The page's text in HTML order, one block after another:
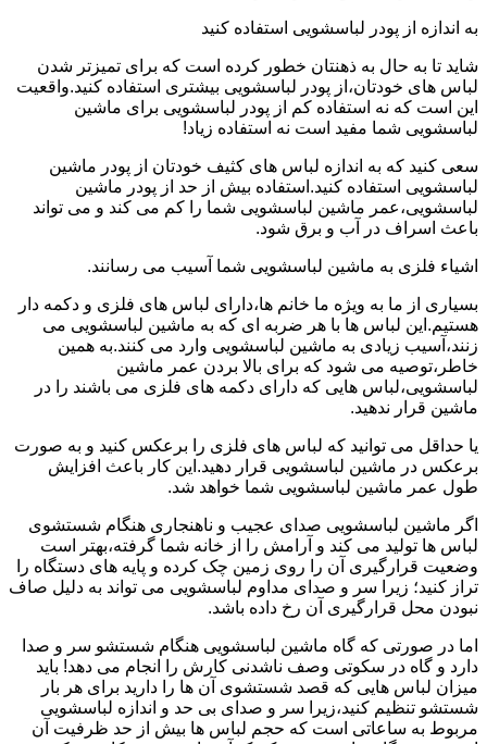
به اندازه از پودر لباسشویی استفاده کنید
شاید تا به حال به ذهنتان خطور کرده است که برای تمیزتر شدن
لباس های خودتان،از پودر لباسشویی بیشتری استفاده کنید.واقعیت
این است که نه استفاده کم از پودر لباسشویی برای ماشین
لباسشویی شما مفید است نه استفاده زیاد!
سعی کنید که به اندازه لباس های کثیف خودتان از پودر ماشین
لباسشویی استفاده کنید.استفاده بیش از حد از پودر ماشین
لباسشویی،عمر ماشین لباسشویی شما را کم می کند و می تواند
باعث اسراف در آب و برق شود.
اشیاء فلزی به ماشین لباسشویی شما آسیب می رسانند.
بسیاری از ما به ویژه ما خانم ها،دارای لباس های فلزی و دکمه دار
هستیم.این لباس ها با هر ضربه ای که به ماشین لباسشویی می
زنند،آسیب زیادی به ماشین لباسشویی وارد می کنند.به همین
خاطر،توصیه می شود که برای بالا بردن عمر ماشین
لباسشویی،لباس هایی که دارای دکمه های فلزی می باشند را در
ماشین قرار ندهید.
یا حداقل می توانید که لباس های فلزی را برعکس کنید و به صورت
برعکس در ماشین لباسشویی قرار دهید.این کار باعث افزایش
طول عمر ماشین لباسشویی شما خواهد شد.
اگر ماشین لباسشویی صدای عجیب و ناهنجاری هنگام شستشوی
لباس ها تولید می کند و آرامش را از خانه شما گرفته،بهتر است
وضعیت قرارگیری آن را روی زمین چک کرده و پایه های دستگاه را
تراز کنید؛ زیرا سر و صدای مداوم لباسشویی می تواند به دلیل صاف
نبودن محل قرارگیری آن رخ داده باشد.
اما در صورتی که گاه ماشین لباسشویی هنگام شستشو سر و صدا
دارد و گاه در سکوتی وصف ناشدنی کارش را انجام می دهد! باید
میزان لباس هایی که قصد شستشوی آن ها را دارید برای هر بار
شستشو تنظیم کنید،زیرا سر و صدای بی حد و اندازه لباسشویی
مربوط به ساعاتی است که حجم لباس ها بیش از حد ظرفیت آن